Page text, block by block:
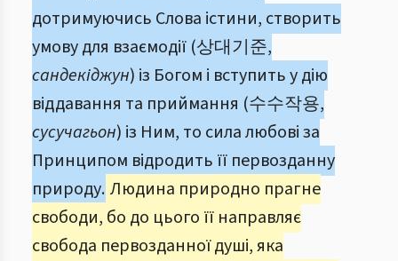
дотримуючись Слова істини, створить
умову для взаємодії (상대기준,
сандекіджун) із Богом і вступить у дію
віддавання та приймання (수수작용,
сусучагьон) із Ним, то сила любові за
Принципом відродить її первозданну
природу. Людина природно прагне
свободи, бо до цього її направляє
свобода первозданної душі, яка